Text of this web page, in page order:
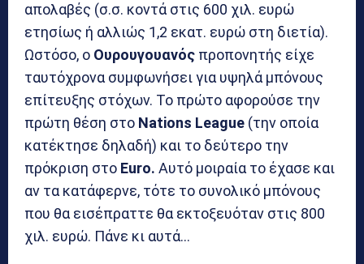
απολαβές (σ.σ. κοντά στις 600 χιλ. ευρώ
ετησίως ή αλλιώς 1,2 εκατ. ευρώ στη διετία).
Ωστόσο, ο Ουρουγουανός προπονητής είχε
ταυτόχρονα συμφωνήσει για υψηλά μπόνους
επίτευξης στόχων. Το πρώτο αφορούσε την
πρώτη θέση στο Nations League (την οποία
κατέκτησε δηλαδή) και το δεύτερο την
πρόκριση στο Euro. Αυτό μοιραία το έχασε και
αν τα κατάφερνε, τότε το συνολικό μπόνους
που θα εισέπραττε θα εκτοξευόταν στις 800
χιλ. ευρώ. Πάνε κι αυτά…